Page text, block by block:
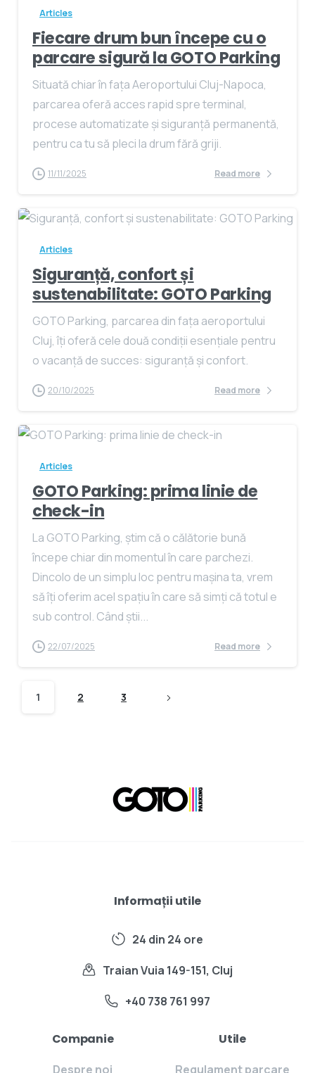
Articles
Fiecare drum bun începe cu o
parcare sigură la GOTO Parking
Situată chiar în fața Aeroportului Cluj-Napoca,
parcarea oferă acces rapid spre terminal,
procese automatizate și siguranță permanentă,
pentru ca tu să pleci la drum fără griji.
11/11/2025 Read more
Articles
Siguranță, confort și
sustenabilitate: GOTO Parking
GOTO Parking, parcarea din fața aeroportului
Cluj, îți oferă cele două condiții esențiale pentru
o vacanță de succes: siguranță și confort.
20/10/2025 Read more
Articles
GOTO Parking: prima linie de
check-in
La GOTO Parking, știm că o călătorie bună
începe chiar din momentul în care parchezi.
Dincolo de un simplu loc pentru mașina ta, vrem
să îți oferim acel spațiu în care să simți că totul e
sub control. Când știi...
22/07/2025 Read more
1 2 3
Informații utile
24 din 24 ore
Traian Vuia 149-151, Cluj
+40 738 761 997
Companie
Despre noi
Utile
Regulament parcare